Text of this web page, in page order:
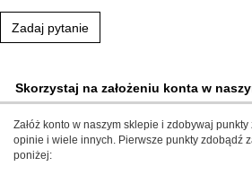
Zadaj pytanie
Skorzystaj na założeniu konta w
Załóż konto w naszym sklepie i zdobywaj
opinie i wiele innych. Pierwsze punkty zdobądź
poniżej: